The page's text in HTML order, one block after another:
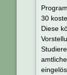
30
Diese